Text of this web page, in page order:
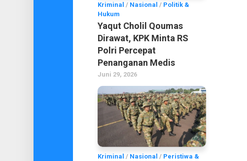
Kriminal / Nasional / Politik &
Hukum
Yaqut Cholil Qoumas
Dirawat, KPK Minta RS
Polri Percepat
Penanganan Medis
Juni 29, 2026
Kriminal / Nasional / Peristiwa &